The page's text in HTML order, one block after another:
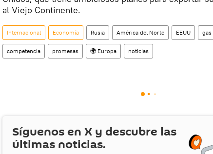
al Viejo Continente.
Internacional Economía Rusia América del Norte EEUU gas
competencia promesas 🌍 Europa noticias
Síguenos en X y descubre las
últimas noticias.